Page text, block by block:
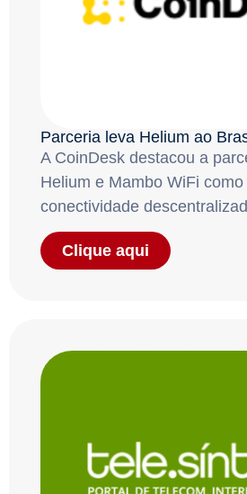
Parceria leva Helium ao
A CoinDesk destacou a
Helium e Mambo WiFi
conectividade
Clique aqui